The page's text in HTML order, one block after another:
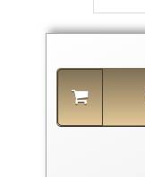
produktu